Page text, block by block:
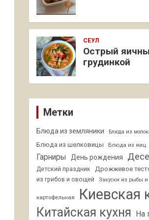
СЕУЛ
Острый
грудинкой
Метки
Блюда из земляники Блюда из
Блюда из шелковицы Блюда из яиц
Гарниры День рождения
Детский праздник
Дрожжевое
из грибов и овощей
Закуски из рыбы и
картофельная Киевская
Китайская кухня На